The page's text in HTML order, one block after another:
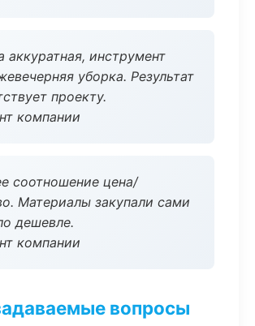
аккуратная, инструмент
уборка. Результат
проекту.
компании
соотношение цена/
Материалы закупали сами
дешевле.
компании
вопросы